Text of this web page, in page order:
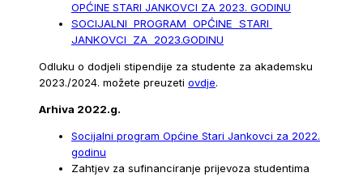
OPĆINE STARI JANKOVCI ZA 2023. GODINU
SOCIJALNI PROGRAM OPĆINE STARI
JANKOVCI ZA 2023.GODINU
Odluku o dodjeli stipendije za studente za akademsku
2023./2024. možete preuzeti ovdje.
Arhiva 2022.g.
Socijalni program Općine Stari Jankovci za 2022.
godinu
Zahtjev za sufinanciranje prijevoza studentima